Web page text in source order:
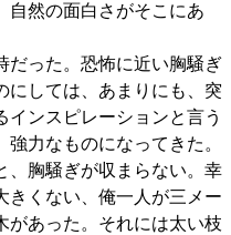
自然の面白さがそこにあ
だった。恐怖に近い胸騒ぎ
にしては、あまりにも、突
ンスピレーションと言う
力なものになってきた。
、胸騒ぎが収まらない。幸
きくない、俺一人が三メー
があった。それには太い枝